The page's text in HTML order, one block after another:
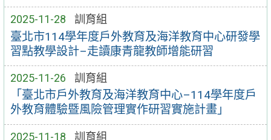
2025-11-28 訓育組
臺北市114學年度戶外教育及海洋教育中心研發學
習點教學設計–走讀康青龍教師增能研習
2025-11-26 訓育組
「臺北市戶外教育及海洋教育中心–114學年度戶
外教育體驗暨風險管理實作研習實施計畫」
2025-11-18 訓育組